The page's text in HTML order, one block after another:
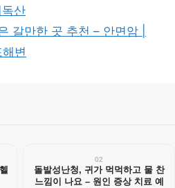
산
갈만한 곳 추천 – 안면암 |
변
02
돌발성난청, 귀가 먹먹하고 물 찬
느낌이 나요 – 원인 증상 치료 예